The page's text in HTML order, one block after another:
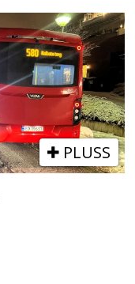
PLUSS